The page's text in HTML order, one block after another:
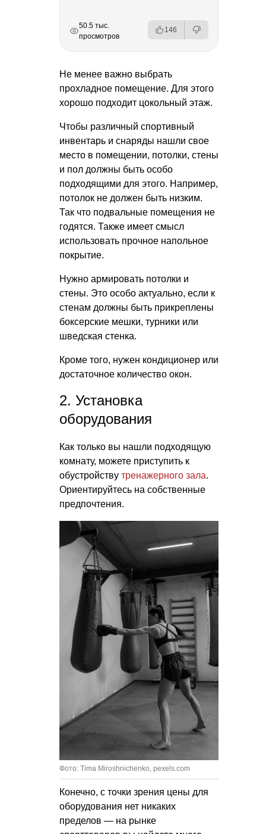
РЕКЛАМА
РЕКЛАМА
РЕКЛАМА
50.5 тыс.
просмотров
146
Не менее важно выбрать
прохладное помещение. Для этого
хорошо подходит цокольный этаж.
Чтобы различный спортивный
инвентарь и снаряды нашли свое
место в помещении, потолки, стены
и пол должны быть особо
подходящими для этого. Например,
потолок не должен быть низким.
Так что подвальные помещения не
годятся. Также имеет смысл
использовать прочное напольное
покрытие.
Нужно армировать потолки и
стены. Это особо актуально, если к
стенам должны быть прикреплены
боксерские мешки, турники или
шведская стенка.
Кроме того, нужен кондиционер или
достаточное количество окон.
2. Установка
оборудования
Как только вы нашли подходящую
комнату, можете приступить к
обустройству тренажерного зала.
Ориентируйтесь на собственные
предпочтения.
Фото: Tima Miroshnichenko, pexels.com
Конечно, с точки зрения цены для
оборудования нет никаких
пределов — на рынке